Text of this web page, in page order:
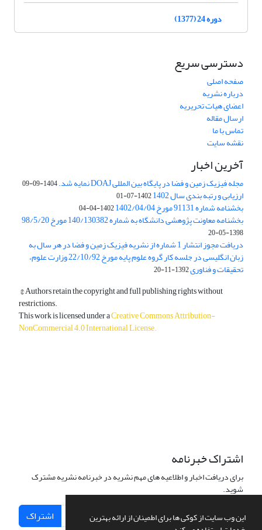
این وب سایت از کوکی ها برای اطمینان از ارائه بهترین
دوره 24 (1377)
دسترسی سریع
صفحه اصلی
درباره نشریه
اعضای هیات تحریریه
ارسال مقاله
تماس با ما
نقشه سایت
آخرین اخبار
مجله فیزیک زمین و فضا در پایگاه بین المللی DOAJ نمایه شد. 1404-09-09
ارزیابی و رتبه بندی سال 1402 1402-07-01
بخشنامه شماره 91131 مورخ 1402/04/04 1402-04-04
بخشنامه معاونت پژوهشی دانشگاه به شماره 140/130382 مورخ 98/5/20
1398-05-20
دریافت مجوز انتشار 1 شماره از نشریه فیزیک زمین و فضا در هر سال به
زبان انگلیسی در جلسه کار گروه علوم پایه مورخ 22/10/92 وزارت علوم،
تحقیقات و فناوری1392-11-20
© Authors retain the copyright and full publishing rights without
restrictions.
This work is licensed under aCreative Commons Attribution-
NonCommercial 4.0 International License.
اشتراک خبرنامه
برای دریافت اخبار و اطلاعیه های مهم نشریه در خبرنامه نشریه مشترک
شوید.
اشتراک